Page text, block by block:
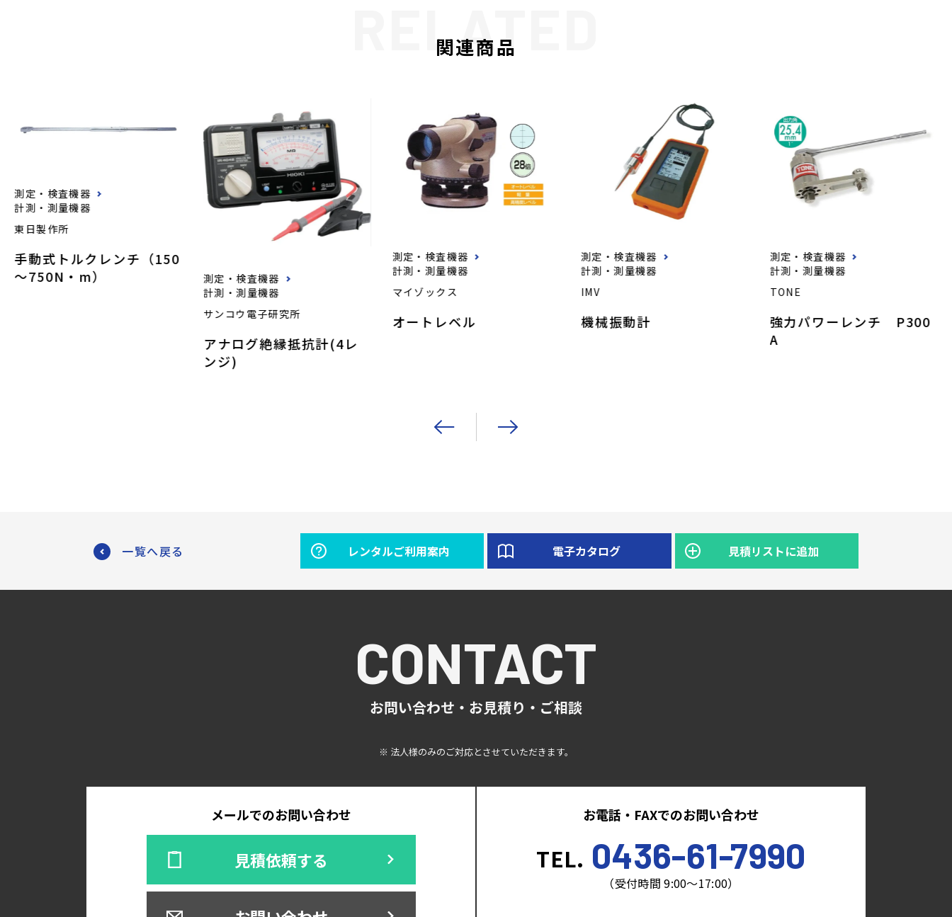
関連商品
測定・検査機器
計測・測量機器
東日製作所
手動式トルクレンチ（150
～750N・m）
測定・検査機器
計測・測量機器
サンコウ電子研究所
アナログ絶縁抵抗計(4レ
ンジ)
測定・検査機器
計測・測量機器
マイゾックス
オートレベル
測定・検査機器
計測・測量機器
IMV
機械振動計
測定・検査機器
計測・測量機器
TONE
強力パワーレンチ P300
A
一覧へ戻る レンタルご利用案内 電子カタログ 見積リストに追加
CONTACT
お問い合わせ・お見積り・ご相談
※ 法人様のみのご対応とさせていただきます。
メールでのお問い合わせ
見積依頼する
お電話・FAXでのお問い合わせ
TEL. 0436-61-7990
（受付時間 9:00～17:00）